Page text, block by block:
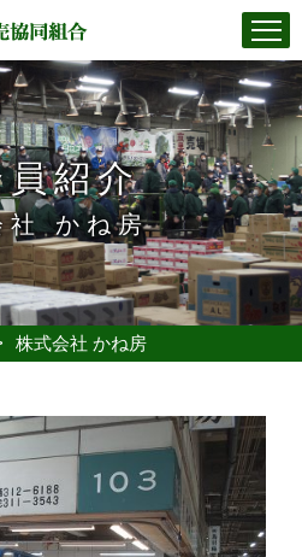
員紹介
社 かね房
株式会社 かね房